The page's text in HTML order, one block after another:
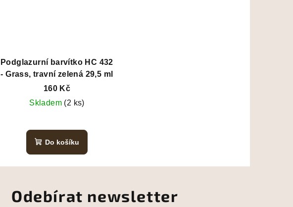
Podglazurní barvítko HC 432
- Grass, travní zelená 29,5 ml
160 Kč
Skladem (2 ks)
Do košíku
Odebírat newsletter